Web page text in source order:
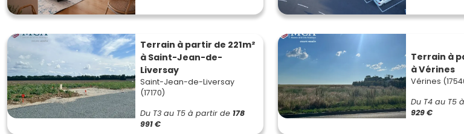
Terrain à partir de 221m²
à Saint-Jean-de-
Liversay
Saint-Jean-de-Liversay
(17170)
Du T3 au T5 à partir de 178
991 €
Terrain à
à Vérines
Vérines
Du T4 au T5
929 €